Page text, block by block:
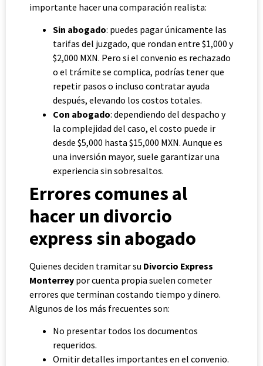
importante hacer una comparación realista:
Sin abogado: puedes pagar únicamente las
tarifas del juzgado, que rondan entre $1,000 y
$2,000 MXN. Pero si el convenio es rechazado
o el trámite se complica, podrías tener que
repetir pasos o incluso contratar ayuda
después, elevando los costos totales.
Con abogado: dependiendo del despacho y
la complejidad del caso, el costo puede ir
desde $5,000 hasta $15,000 MXN. Aunque es
una inversión mayor, suele garantizar una
experiencia sin sobresaltos.
Errores comunes al
hacer un divorcio
express sin abogado
Quienes deciden tramitar su Divorcio Express
Monterrey por cuenta propia suelen cometer
errores que terminan costando tiempo y dinero.
Algunos de los más frecuentes son:
No presentar todos los documentos
requeridos.
Omitir detalles importantes en el convenio.